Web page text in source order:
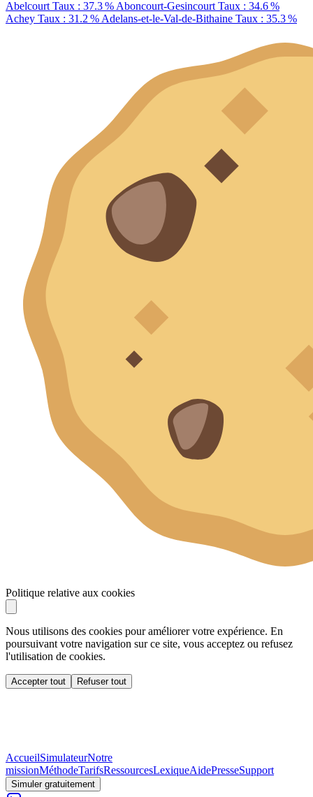
Abelcourt Taux : 37.3 % Aboncourt-Gesincourt Taux : 34.6 %
Achey Taux : 31.2 % Adelans-et-le-Val-de-Bithaine Taux : 35.3 %
Politique relative aux cookies
Nous utilisons des cookies pour améliorer votre expérience. En
poursuivant votre navigation sur ce site, vous acceptez ou refusez
l'utilisation de cookies.
Accepter tout Refuser tout
AccueilSimulateurNotre
missionMéthodeTarifsRessourcesLexiqueAidePresseSupport
Simuler gratuitement